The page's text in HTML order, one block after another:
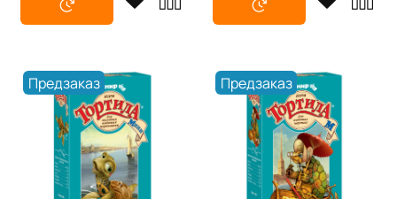
Предзаказ Предзаказ